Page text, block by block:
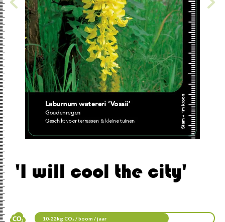
'I will cool the city'
10-22kg CO₂ / boom / jaar